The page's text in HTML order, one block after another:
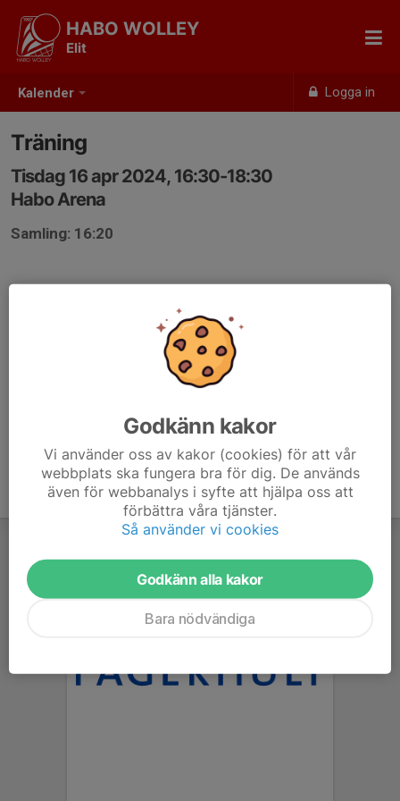
Kalender Logga in
HABO WOLLEY
Elit
Träning
Tisdag 16 apr 2024, 16:30-18:30
Habo Arena
Samling: 16:20
Godkänn kakor
Vi använder oss av kakor (cookies) för att vår
webbplats ska fungera bra för dig. De används
även för webbanalys i syfte att hjälpa oss att
förbättra våra tjänster.
Så använder vi cookies
Godkänn alla kakor
Bara nödvändiga